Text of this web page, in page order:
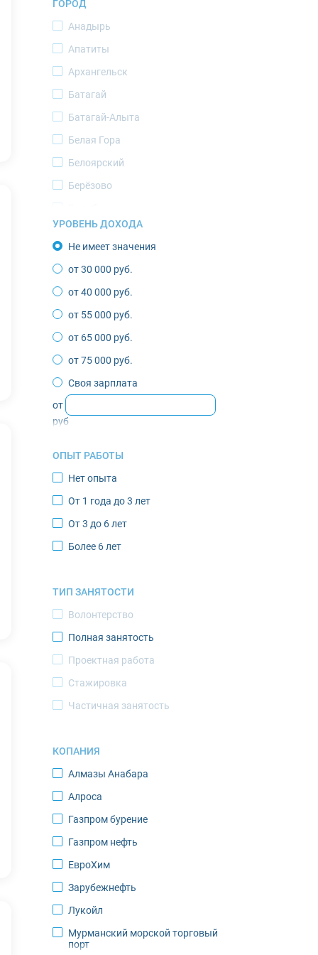
Ямало-Ненецкий АО
ГОРОД
Анадырь
Апатиты
Архангельск
Батагай
Батагай-Алыта
Белая Гора
Белоярский
Берёзово
Верхоянск
Воркута
Губкинский
Депутатский
Жиганск
Зырянка
Игарка
Инта
Казачье
Кировск
Костомукша
Лабытнанги
Мончегорск
Муравленко
Нарьян-Мар
Новодвинск
Новый Уренгой
Норильск
Ноябрьск
Оленегорск
Певек
Салехард
Саскылах
Северодвинск
Североморск
Среднеколымск
Тикси
Томтор
Усинск
УРОВЕНЬ ДОХОДА
Не имеет значения
от 30 000 руб.
от 40 000 руб.
от 55 000 руб.
от 65 000 руб.
от 75 000 руб.
Своя зарплата
от
руб
ОПЫТ РАБОТЫ
Нет опыта
От 1 года до 3 лет
От 3 до 6 лет
Более 6 лет
ТИП ЗАНЯТОСТИ
Волонтерство
Полная занятость
Проектная работа
Стажировка
Частичная занятость
КОПАНИЯ
Алмазы Анабара
Алроса
Газпром бурение
Газпром нефть
ЕвроХим
Зарубежнефть
Лукойл
Мурманский морской торговый
порт